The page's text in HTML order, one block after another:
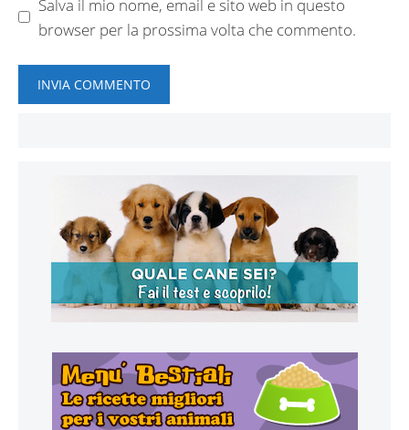
Salva il mio nome, email e sito web in questo
browser per la prossima volta che commento.